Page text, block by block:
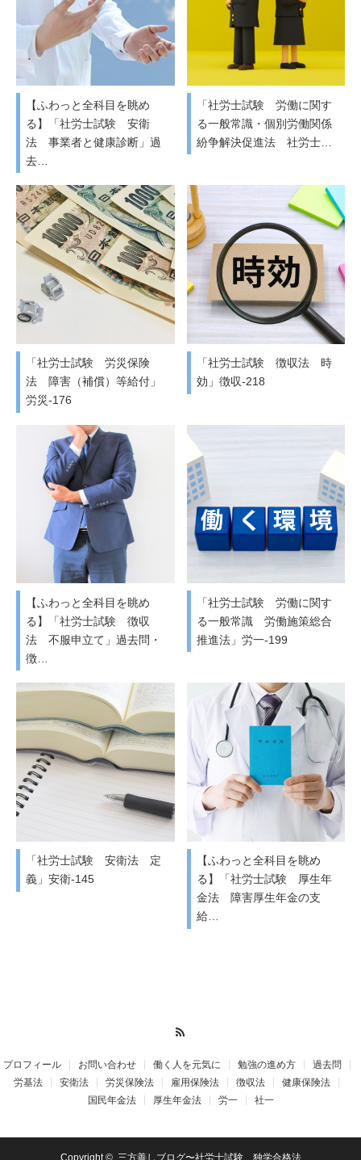
【ふわっと全科目を眺め
る】「社労士試験 安衛
法 事業者と健康診断」過
去…
「社労士試験 労働に関す
る一般常識・個別労働関係
紛争解決促進法 社労士…
「社労士試験 労災保険
法 障害（補償）等給付」
労災-176
「社労士試験 徴収法 時
効」徴収-218
【ふわっと全科目を眺め
る】「社労士試験 徴収
法 不服申立て」過去問・
徴…
「社労士試験 労働に関す
る一般常識 労働施策総合
推進法」労一-199
「社労士試験 安衛法 定
義」安衛-145
【ふわっと全科目を眺め
る】「社労士試験 厚生年
金法 障害厚生年金の支
給…
プロフィール お問い合わせ 働く人を元気に 勉強の進め方
過去問
労基法
安衛法 労災保険法 雇用保険法 徴収法
健康保険法
国民年金法
厚生年金法 労一 社一
Copyright © 三方善しブログ〜社労士試験 独学合格法